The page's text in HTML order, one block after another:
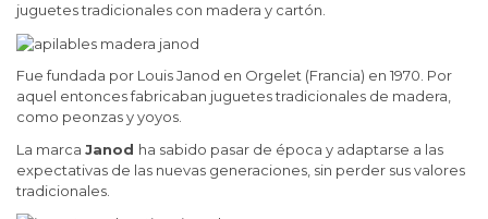
juguetes tradicionales con madera y cartón.
Fue fundada por Louis Janod en Orgelet (Francia) en 1970. Por
aquel entonces fabricaban juguetes tradicionales de madera,
como peonzas y yoyos.
La marca Janod ha sabido pasar de época y adaptarse a las
expectativas de las nuevas generaciones, sin perder sus valores
tradicionales.